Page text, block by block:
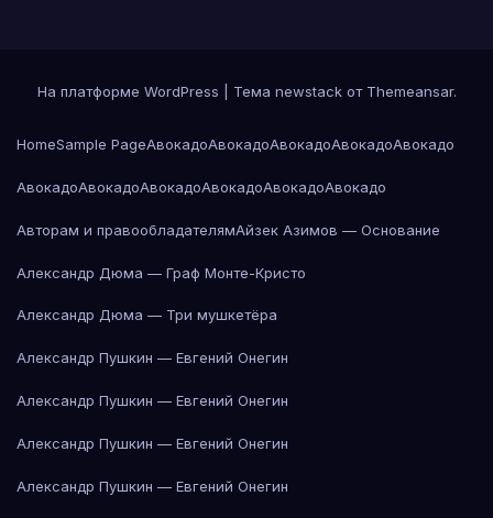
На платформе WordPress Тема newstack от Themeansar.
HomeSample PageАвокадоАвокадоАвокадоАвокадоАвокадо
АвокадоАвокадоАвокадоАвокадоАвокадоАвокадо
Авторам и правообладателямАйзек Азимов — Основание
Александр Дюма — Граф Монте-Кристо
Александр Дюма — Три мушкетёра
Александр Пушкин — Евгений Онегин
Александр Пушкин — Евгений Онегин
Александр Пушкин — Евгений Онегин
Александр Пушкин — Евгений Онегин